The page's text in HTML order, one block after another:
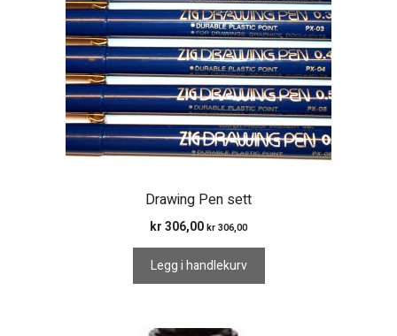
Drawing Pen sett
kr 306,00 kr 306,00
Legg i handlekurv